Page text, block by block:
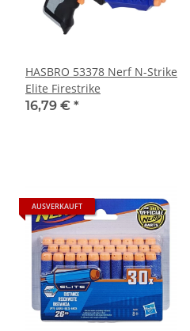
HASBRO 53378 Nerf N-Strike
Elite Firestrike
16,79 € *
AUSVERKAUFT